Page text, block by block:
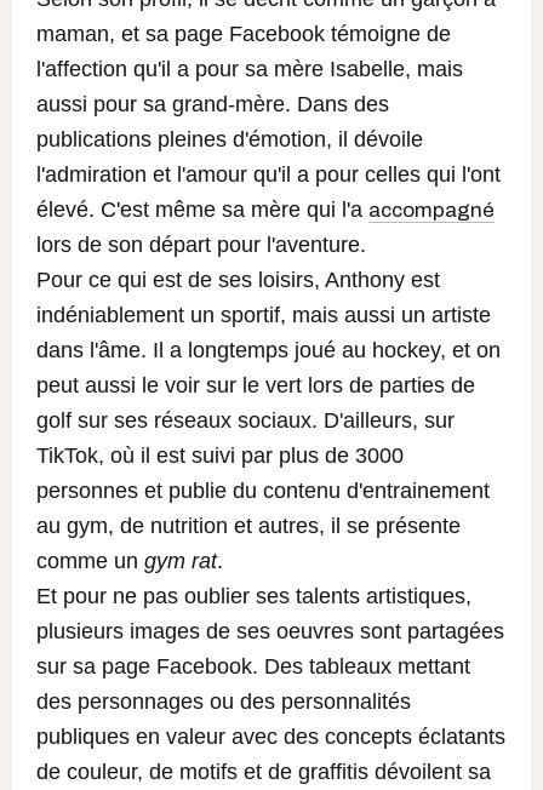
maman, et sa page Facebook témoigne de
l'affection qu'il a pour sa mère Isabelle, mais
aussi pour sa grand-mère. Dans des
publications pleines d'émotion, il dévoile
l'admiration et l'amour qu'il a pour celles qui l'ont
élevé. C'est même sa mère qui l'a accompagné
lors de son départ pour l'aventure.
Pour ce qui est de ses loisirs, Anthony est
indéniablement un sportif, mais aussi un artiste
dans l'âme. Il a longtemps joué au hockey, et on
peut aussi le voir sur le vert lors de parties de
golf sur ses réseaux sociaux. D'ailleurs, sur
TikTok, où il est suivi par plus de 3000
personnes et publie du contenu d'entrainement
au gym, de nutrition et autres, il se présente
comme un gym rat.
Et pour ne pas oublier ses talents artistiques,
plusieurs images de ses oeuvres sont partagées
sur sa page Facebook. Des tableaux mettant
des personnages ou des personnalités
publiques en valeur avec des concepts éclatants
de couleur, de motifs et de graffitis dévoilent sa